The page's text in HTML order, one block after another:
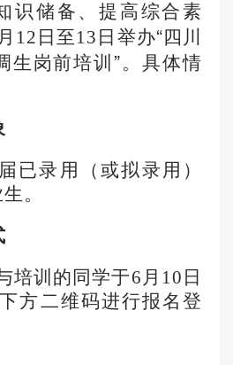
识储备、提高综合素
12日至13日举办“四川
生岗前培训 ”。具体情
已录用（或拟录用）
。
培训的同学于6月10 日
方二维码进行报名登